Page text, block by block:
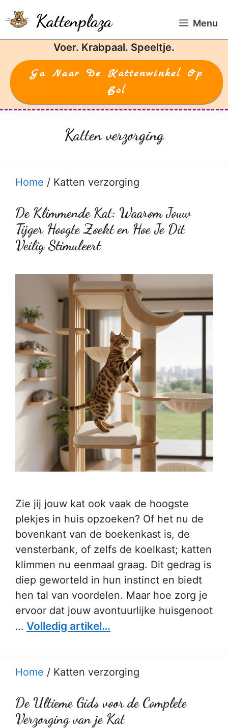
naar
de
Kattenplaza Menu
Voer. Krabpaal. Speeltje.
Ga Naar De Kattenwinkel Op
Bol
Katten verzorging
Home / Katten verzorging
De Klimmende Kat: Waarom Jouw
Tijger Hoogte Zoekt en Hoe Je Dit
Veilig Stimuleert
Zie jij jouw kat ook vaak de hoogste
plekjes in huis opzoeken? Of het nu de
bovenkant van de boekenkast is, de
vensterbank, of zelfs de koelkast; katten
klimmen nu eenmaal graag. Dit gedrag is
diep geworteld in hun instinct en biedt
hen tal van voordelen. Maar hoe zorg je
ervoor dat jouw avontuurlijke huisgenoot
… Volledig artikel…
Home / Katten verzorging
De Ultieme Gids voor de Complete
Verzorging van je Kat